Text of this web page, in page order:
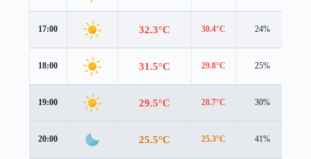
17:00 32.3°C 30.4°C 24%
18:00 31.5°C 29.8°C 25%
19:00 29.5°C 28.7°C 30%
20:00 25.5°C 25.3°C 41%